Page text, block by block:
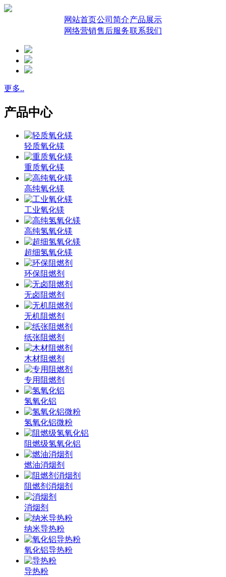
网站首页公司简介产品展示
网络营销售后服务联系我们
更多..
产品中心
轻质氧化镁
重质氧化镁
高纯氧化镁
工业氧化镁
高纯氢氧化镁
超细氢氧化镁
环保阻燃剂
无卤阻燃剂
无机阻燃剂
纸张阻燃剂
木材阻燃剂
专用阻燃剂
氢氧化铝
氢氧化铝微粉
阻燃级氢氧化铝
燃油消烟剂
阻燃剂消烟剂
消烟剂
纳米导热粉
氧化铝导热粉
导热粉